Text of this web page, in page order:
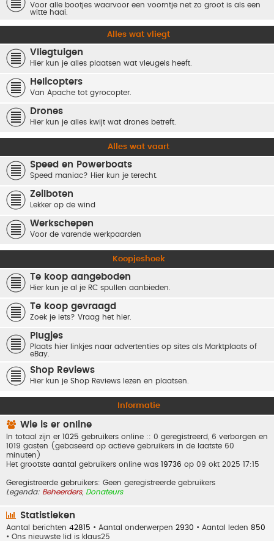
Voor alle bootjes waarvoor een voorntje net zo groot is als een
witte haai.
Alles wat vliegt
Vliegtuigen
Hier kun je alles plaatsen wat vleugels heeft.
Helicopters
Van Apache tot gyrocopter.
Drones
Hier kun je alles kwijt wat drones betreft.
Alles wat vaart
Speed en Powerboats
Speed maniac? Hier kun je terecht.
Zeilboten
Lekker op de wind
Werkschepen
Voor de varende werkpaarden
Koopjeshoek
Te koop aangeboden
Hier kun je al je RC spullen aanbieden.
Te koop gevraagd
Zoek je iets? Vraag het hier.
Plugjes
Plaats hier linkjes naar advertenties op sites als Marktplaats of
eBay.
Shop Reviews
Hier kun je Shop Reviews lezen en plaatsen.
Informatie
Wie is er online
In totaal zijn er 1025 gebruikers online :: 0 geregistreerd, 6 verborgen en
1019 gasten (gebaseerd op actieve gebruikers in de laatste 60
minuten)
Het grootste aantal gebruikers online was 19736 op 09 okt 2025 17:15
Geregistreerde gebruikers: Geen geregistreerde gebruikers
Legenda: Beheerders, Donateurs
Statistieken
Aantal berichten 42815 • Aantal onderwerpen 2930 • Aantal leden 850
• Ons nieuwste lid is klaus25